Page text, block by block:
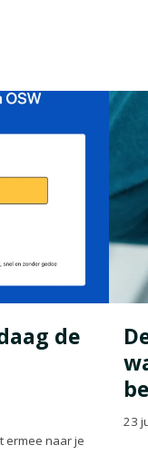
de
ermee naar je
23